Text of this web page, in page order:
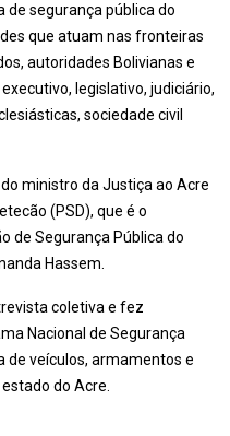
de segurança pública do
que atuam nas fronteiras
autoridades Bolivianas e
legislativo, judiciário,
sociedade civil
ministro da Justiça ao Acre
(PSD), que é o
de Segurança Pública do
Hassem.
coletiva e fez
Nacional de Segurança
de veículos, armamentos e
do Acre.